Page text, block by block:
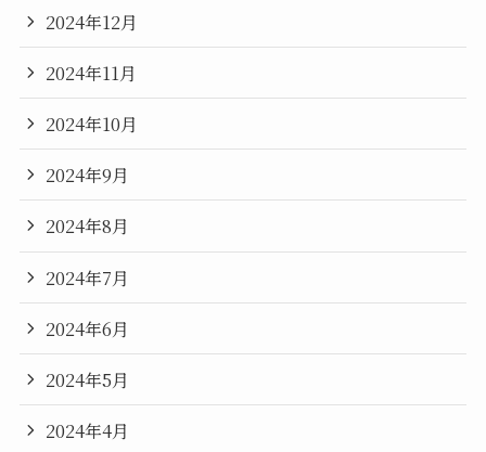
2024年12月
2024年11月
2024年10月
2024年9月
2024年8月
2024年7月
2024年6月
2024年5月
2024年4月